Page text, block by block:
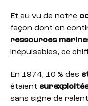
Et au vu de notre
façon dont on
ressources
inépuisables, ce
En 1974, 10 % des
étaient
sans signe de